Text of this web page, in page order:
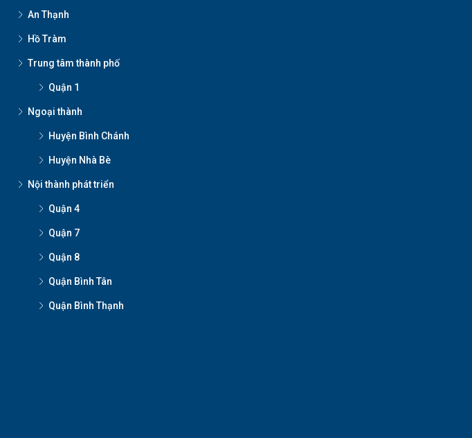
An Thạnh
Hồ Tràm
Trung tâm thành phố
Quận 1
Ngoại thành
Huyện Bình Chánh
Huyện Nhà Bè
Nội thành phát triển
Quận 4
Quận 7
Quận 8
Quận Bình Tân
Quận Bình Thạnh